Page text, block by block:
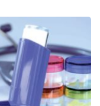
類藥物分別為定
及軟霧吸入器
視乎病情進行處